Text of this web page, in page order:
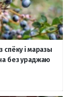
спёку і маразы
без ураджаю